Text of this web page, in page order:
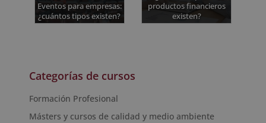
Eventos para empresas:
¿cuántos tipos existen?
productos financieros
existen?
Categorías de cursos
Formación Profesional
Másters y cursos de calidad y medio ambiente